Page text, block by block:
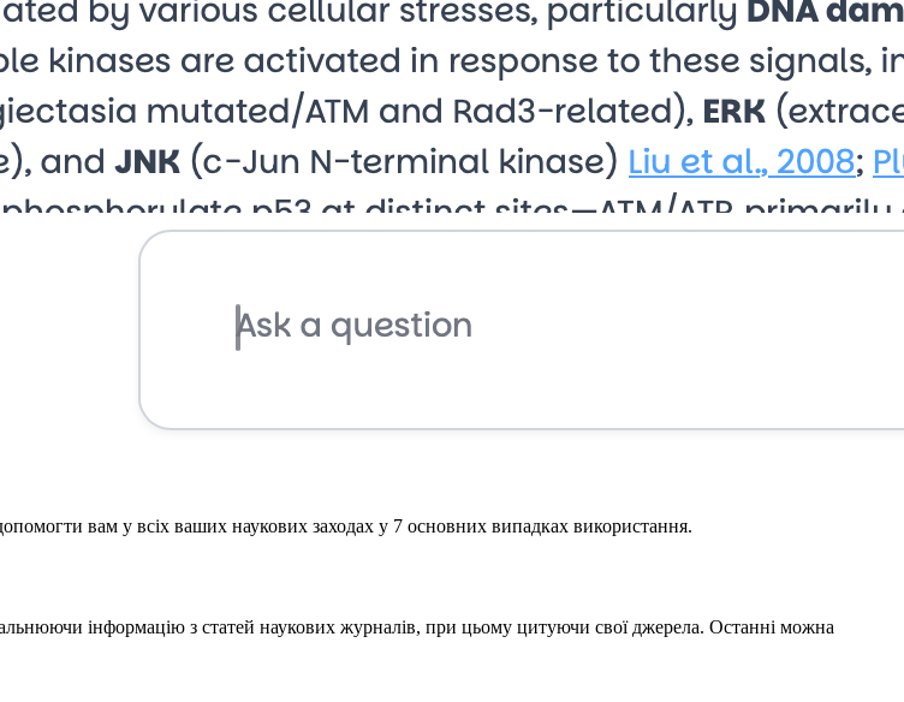
вам у всіх ваших наукових заходах у 7 основних випадках використання.
інформацію з статей наукових журналів, при цьому цитуючи свої джерела. Останні можна